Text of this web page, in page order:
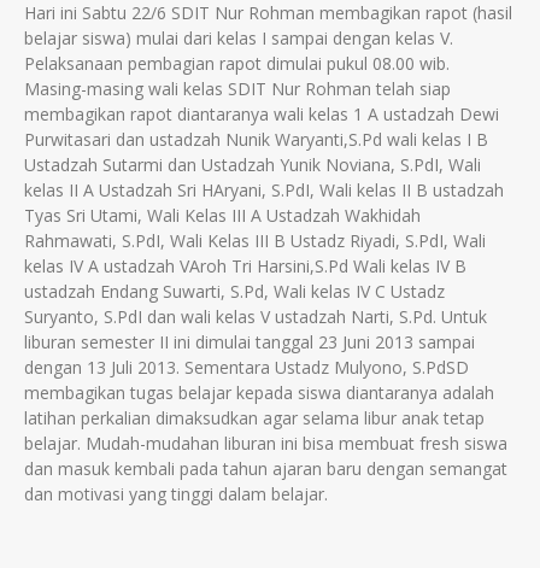
Hari ini Sabtu 22/6 SDIT Nur Rohman membagikan rapot (hasil
belajar siswa) mulai dari kelas I sampai dengan kelas V.
Pelaksanaan pembagian rapot dimulai pukul 08.00 wib.
Masing-masing wali kelas SDIT Nur Rohman telah siap
membagikan rapot diantaranya wali kelas 1 A ustadzah Dewi
Purwitasari dan ustadzah Nunik Waryanti,S.Pd wali kelas I B
Ustadzah Sutarmi dan Ustadzah Yunik Noviana, S.PdI, Wali
kelas II A Ustadzah Sri HAryani, S.PdI, Wali kelas II B ustadzah
Tyas Sri Utami, Wali Kelas III A Ustadzah Wakhidah
Rahmawati, S.PdI, Wali Kelas III B Ustadz Riyadi, S.PdI, Wali
kelas IV A ustadzah VAroh Tri Harsini,S.Pd Wali kelas IV B
ustadzah Endang Suwarti, S.Pd, Wali kelas IV C Ustadz
Suryanto, S.PdI dan wali kelas V ustadzah Narti, S.Pd. Untuk
liburan semester II ini dimulai tanggal 23 Juni 2013 sampai
dengan 13 Juli 2013. Sementara Ustadz Mulyono, S.PdSD
membagikan tugas belajar kepada siswa diantaranya adalah
latihan perkalian dimaksudkan agar selama libur anak tetap
belajar. Mudah-mudahan liburan ini bisa membuat fresh siswa
dan masuk kembali pada tahun ajaran baru dengan semangat
dan motivasi yang tinggi dalam belajar.